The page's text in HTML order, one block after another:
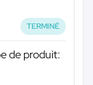
TERMINÉ
de produit: